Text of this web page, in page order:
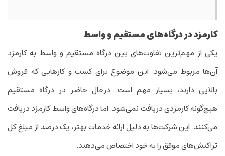
کارمزد در درگاه‌های مستقیم و واسط
یکی از مهم‌ترین تفاوت‌های بین درگاه مستقیم و واسط به کارمزد
آن‌ها مربوط می‌شود. این موضوع برای کسب و کارهایی که فروش
بالایی دارند، بسیار مهم است. درحال حاضر در درگاه مستقیم
هیچ‌گونه کارمزدی دریافت نمی‌شود. اما درگاه‌های واسط کارمزد دریافت
می‌کنند. این شرکت‌ها به دلیل ارائه خدمات بهتر، یک درصد از مبلغ کل
تراکنش‌های موفق را به خود اختصاص می‌دهند.